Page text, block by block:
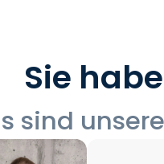
Sie
sind